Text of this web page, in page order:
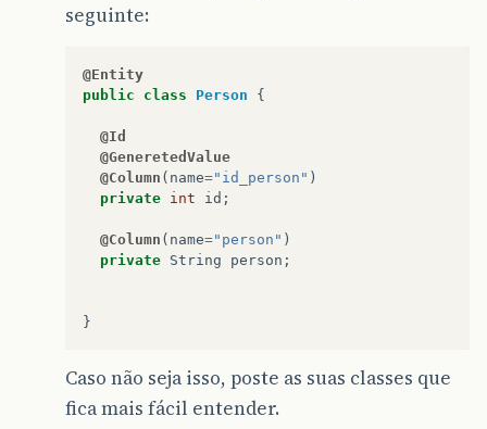
seguinte:
@Entity
public
class Person {
@Id
@GeneretedValue
@Column ( name="id_person" )
private int id ;
@Column ( name="person" )
private String person ;
}
Caso não seja isso, poste as suas classes que
fica mais fácil entender.